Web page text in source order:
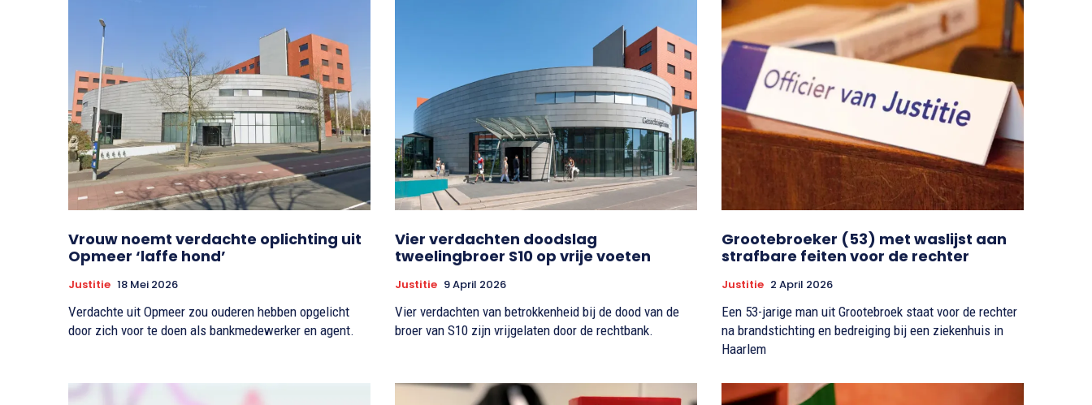
Vrouw noemt verdachte oplichting uit
Opmeer ‘laffe hond’
Justitie 18 Mei 2026
Verdachte uit Opmeer zou ouderen hebben opgelicht
door zich voor te doen als bankmedewerker en agent.
Vier verdachten doodslag
tweelingbroer S10 op vrije voeten
Justitie 9 April 2026
Vier verdachten van betrokkenheid bij de dood van de
broer van S10 zijn vrijgelaten door de rechtbank.
Grootebroeker (53) met waslijst aan
strafbare feiten voor de rechter
Justitie 2 April 2026
Een 53-jarige man uit Grootebroek staat voor de rechter
na brandstichting en bedreiging bij een ziekenhuis in
Haarlem